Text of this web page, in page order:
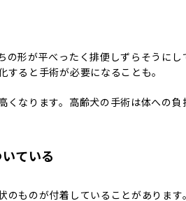
の形が平べったく排便しずらそうに
ると手術が必要になることも。
くなります。高齢犬の手術は体への
ている
のものが付着していることがありま